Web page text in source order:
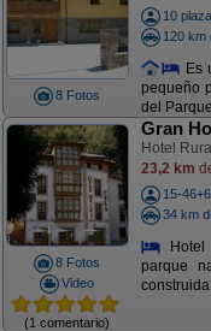
8 Fotos
10
120 km
Es
pequeño
del
8 Fotos
Video
(1 comentario)
Gran
Hotel
23,2 km
15-
34 km
parque